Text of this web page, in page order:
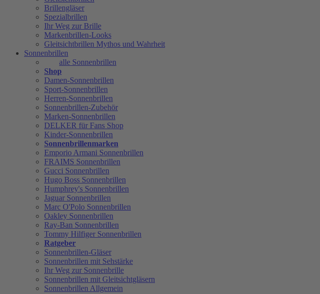
Brillengläser
Spezialbrillen
Ihr Weg zur Brille
Markenbrillen-Looks
Gleitsichtbrillen Mythos und Wahrheit
Sonnenbrillen
alle Sonnenbrillen
Shop
Damen-Sonnenbrillen
Sport-Sonnenbrillen
Herren-Sonnenbrillen
Sonnenbrillen-Zubehör
Marken-Sonnenbrillen
DELKER für Fans Shop
Kinder-Sonnenbrillen
Sonnenbrillenmarken
Emporio Armani Sonnenbrillen
FRAIMS Sonnenbrillen
Gucci Sonnenbrillen
Hugo Boss Sonnenbrillen
Humphrey's Sonnenbrillen
Jaguar Sonnenbrillen
Marc O'Polo Sonnenbrillen
Oakley Sonnenbrillen
Ray-Ban Sonnenbrillen
Tommy Hilfiger Sonnenbrillen
Ratgeber
Sonnenbrillen-Gläser
Sonnenbrillen mit Sehstärke
Ihr Weg zur Sonnenbrille
Sonnenbrillen mit Gleitsichtgläsern
Sonnenbrillen Allgemein